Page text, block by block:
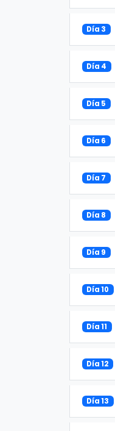
Día 3
Día 4
Día 5
Día 6
Día 7
Día 8
Día 9
Día 10
Día 11
Día 12
Día 13